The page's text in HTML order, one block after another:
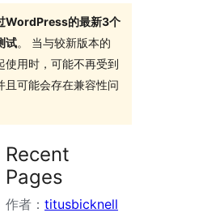
WordPress的最新3个
试。 当与较新版本的
使用时，可能不再受到
且可能会存在兼容性问
Recent
Pages
作者： titusbicknell